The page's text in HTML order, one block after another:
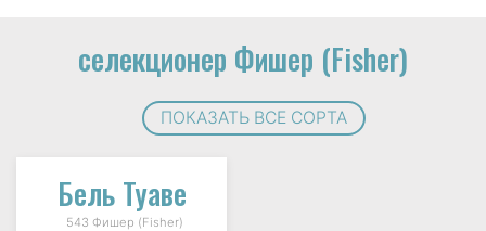
селекционер Фишер (Fisher)
ПОКАЗАТЬ ВСЕ СОРТА
Бель Туаве
543 Фишер (Fisher)